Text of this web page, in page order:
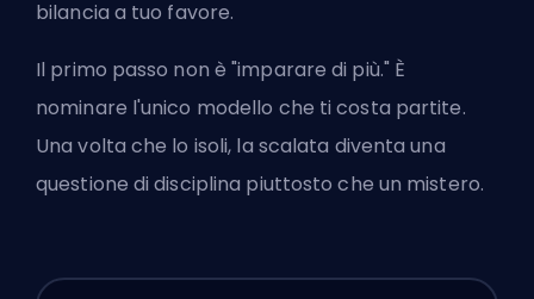
bilancia a tuo favore.
Il primo passo non è "imparare di più." È
nominare l'unico modello che ti costa partite.
Una volta che lo isoli, la scalata diventa una
questione di disciplina piuttosto che un mistero.